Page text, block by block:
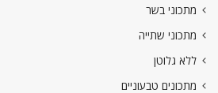
מתכוני בשר
מתכוני שתייה
ללא גלוטן
מתכונים טבעוניים